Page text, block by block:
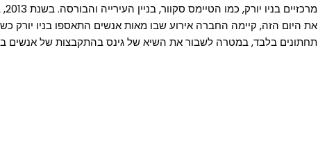
את היום הזה, קיימה החברה אירוע שבו מאות אנשים התאספו בניו יורק
תחתונים בלבד, במטרה לשבור את השיא של גינס בהתקבצות של אנשים